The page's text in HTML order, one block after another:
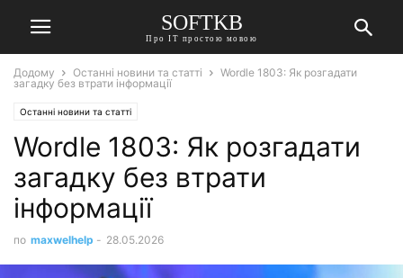
SOFTKB
Про ІТ простою мовою
Додому Останні новини та статті
Wordle 1803: Як розгадати
загадку без втрати інформації
Останні новини та статті
Wordle 1803: Як розгадати
загадку без втрати
інформації
по maxwelhelp - 28.05.2026